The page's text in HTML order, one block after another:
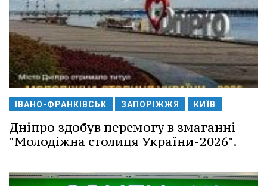
ІВАНО-ФРАНКІВСЬК ЗАПОРІЖЖЯ КИЇВ
Дніпро здобув перемогу в змаганні
"Молодіжна столиця України-2026".